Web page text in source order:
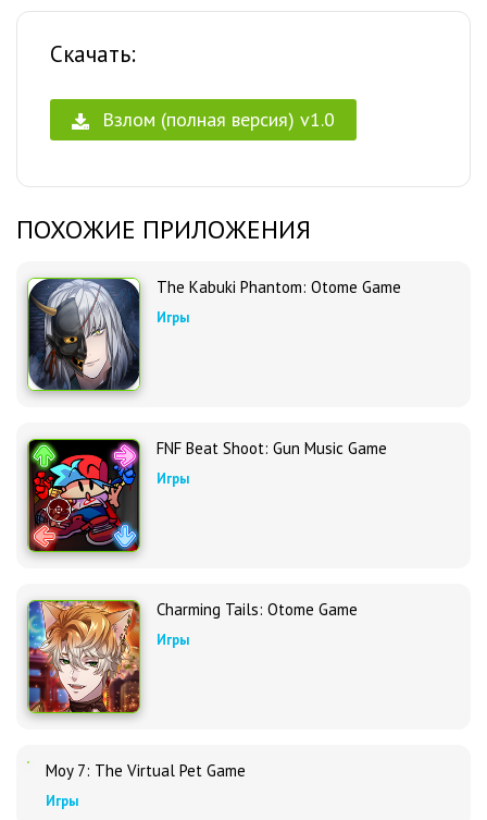
Скачать:
Взлом (полная версия) v1.0
ПОХОЖИЕ ПРИЛОЖЕНИЯ
The Kabuki Phantom: Otome Game
Игры
FNF Beat Shoot: Gun Music Game
Игры
Charming Tails: Otome Game
Игры
Moy 7: The Virtual Pet Game
Игры